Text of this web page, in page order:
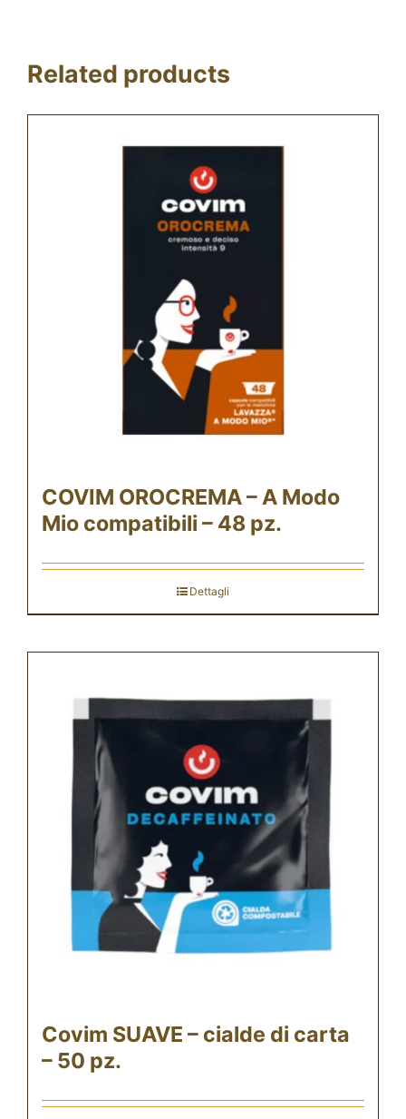
Related products
COVIM OROCREMA – A Modo
Mio compatibili – 48 pz.
Dettagli
Covim SUAVE – cialde di carta
– 50 pz.